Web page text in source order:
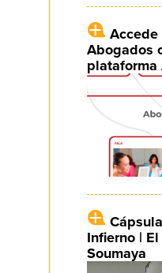
Abogados
plataforma
Infierno |
Soumaya